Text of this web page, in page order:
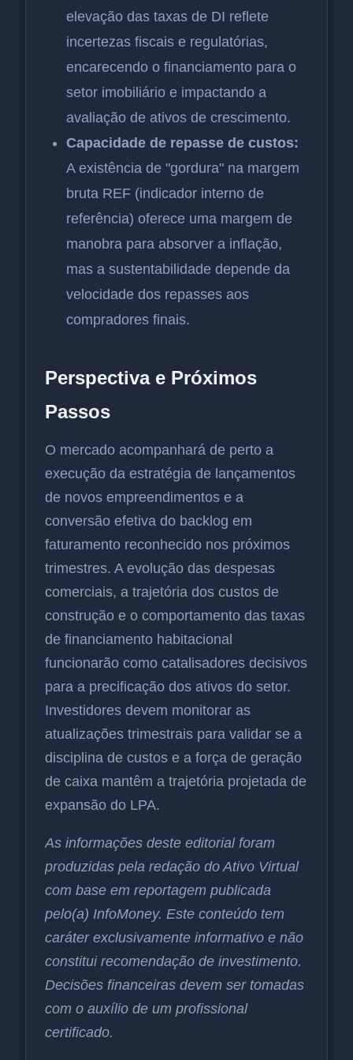
elevação das taxas de DI reflete
incertezas fiscais e regulatórias,
encarecendo o financiamento para o
setor imobiliário e impactando a
avaliação de ativos de crescimento.
Capacidade de repasse de custos:
A existência de "gordura" na margem
bruta REF (indicador interno de
referência) oferece uma margem de
manobra para absorver a inflação,
mas a sustentabilidade depende da
velocidade dos repasses aos
compradores finais.
Perspectiva e Próximos
Passos
O mercado acompanhará de perto a
execução da estratégia de lançamentos
de novos empreendimentos e a
conversão efetiva do backlog em
faturamento reconhecido nos próximos
trimestres. A evolução das despesas
comerciais, a trajetória dos custos de
construção e o comportamento das taxas
de financiamento habitacional
funcionarão como catalisadores decisivos
para a precificação dos ativos do setor.
Investidores devem monitorar as
atualizações trimestrais para validar se a
disciplina de custos e a força de geração
de caixa mantêm a trajetória projetada de
expansão do LPA.
As informações deste editorial foram
produzidas pela redação do Ativo Virtual
com base em reportagem publicada
pelo(a) InfoMoney. Este conteúdo tem
caráter exclusivamente informativo e não
constitui recomendação de investimento.
Decisões financeiras devem ser tomadas
com o auxílio de um profissional
certificado.